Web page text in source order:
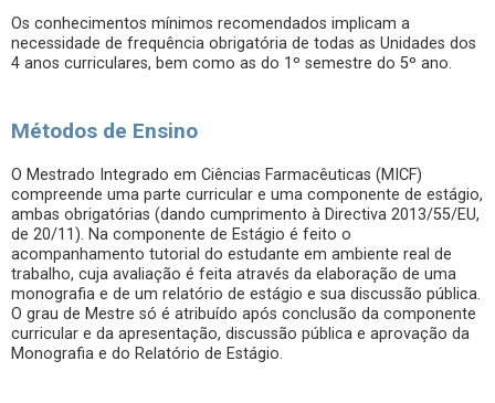
Os conhecimentos mínimos recomendados implicam a
necessidade de frequência obrigatória de todas as Unidades dos
4 anos curriculares, bem como as do 1º semestre do 5º ano.
Métodos de Ensino
O Mestrado Integrado em Ciências Farmacêuticas (MICF)
compreende uma parte curricular e uma componente de estágio,
ambas obrigatórias (dando cumprimento à Directiva 2013/55/EU,
de 20/11). Na componente de Estágio é feito o
acompanhamento tutorial do estudante em ambiente real de
trabalho, cuja avaliação é feita através da elaboração de uma
monografia e de um relatório de estágio e sua discussão pública.
O grau de Mestre só é atribuído após conclusão da componente
curricular e da apresentação, discussão pública e aprovação da
Monografia e do Relatório de Estágio.